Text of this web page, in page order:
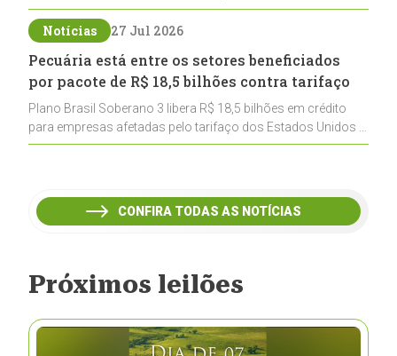
cabanhas na seleção genética de Cavalos Crioulos voltados
ao laço
Notícias 27 Jul 2026
Pecuária está entre os setores beneficiados
por pacote de R$ 18,5 bilhões contra tarifaço
Plano Brasil Soberano 3 libera R$ 18,5 bilhões em crédito
para empresas afetadas pelo tarifaço dos Estados Unidos e
inclui a pecuária entre os setores estratégicos
CONFIRA TODAS AS NOTÍCIAS
Próximos leilões